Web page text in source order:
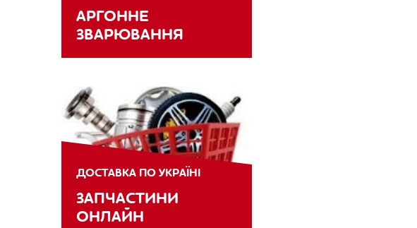
АРГОННЕ
ЗВАРЮВАННЯ
ДОСТАВКА ПО УКРАЇНІ
ЗАПЧАСТИНИ
ОНЛАЙН